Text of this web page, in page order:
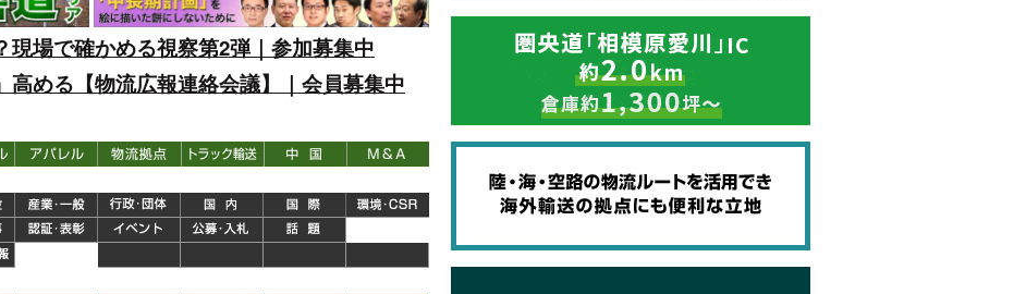
現場で確かめる視察第2弾｜参加募集中
高める【物流広報連絡会議】｜会員募集中